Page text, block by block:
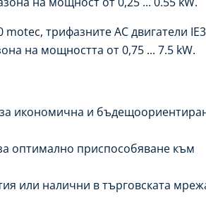
трифазните AC двигатели
на мощността от 0,75 ... 7.5 kW.
икономична и
оптимално приспособяване към
или налични в търговската